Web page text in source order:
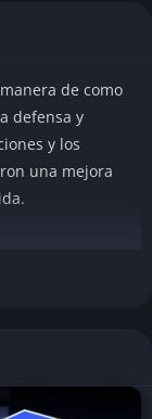
de como
defensa y
y los
una mejora
caos del juego
animaciones y